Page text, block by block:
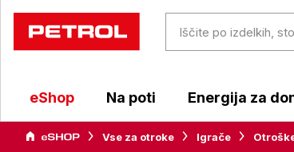
eShop Na poti Energija za
Vse za otroke Igrače